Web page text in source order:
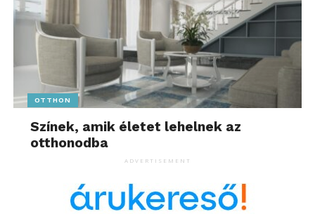
– mondja Goda Gábor.
Ez a folyamat nem lelki, hanem biokémiai. Ez az
oka annak, hogy sokan úgy érzik: „nem megy”.
A „kalória be – kalória ki”
modell is megdőlt
táplálkozás területén is ideje újragondolni a régi
dogmákat. A kalória ugyanis csak egy szám, nem
OTTHON
Színek, amik életet lehelnek az
otthonodba
ADVERTISEMENT